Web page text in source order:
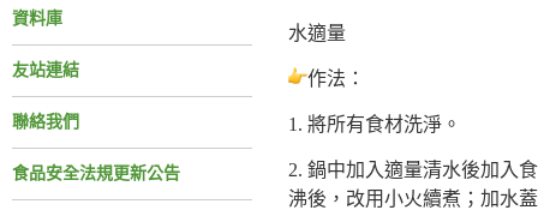
資料庫
友站連結
聯絡我們
食品安全法規更新公告
水適量
作法：
1. 將所有食材洗淨。
2. 鍋中加入適量清水後加入
沸後，改用小火續煮；加水